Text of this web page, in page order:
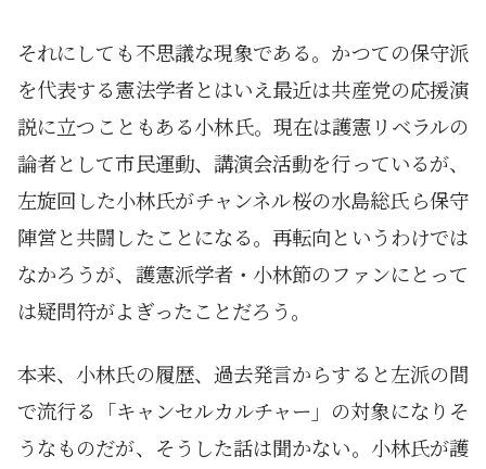
それにしても不思議な現象である。かつての保守派
を代表する憲法学者とはいえ最近は共産党の応援演
説に立つこともある小林氏。現在は護憲リベラルの
論者として市民運動、講演会活動を行っているが、
左旋回した小林氏がチャンネル桜の水島総氏ら保守
陣営と共闘したことになる。再転向というわけでは
なかろうが、護憲派学者・小林節のファンにとって
は疑問符がよぎったことだろう。
本来、小林氏の履歴、過去発言からすると左派の間
で流行る「キャンセルカルチャー」の対象になりそ
うなものだが、そうした話は聞かない。小林氏が護